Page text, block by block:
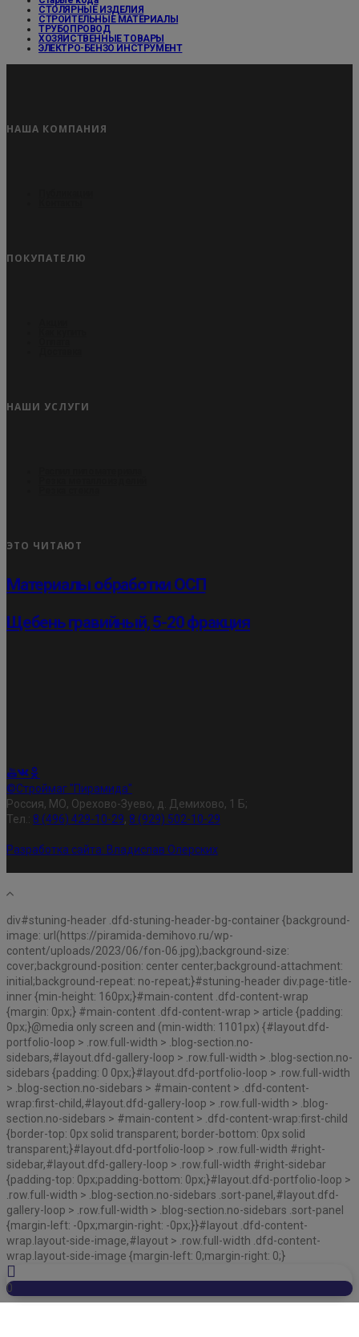
СТОЛЯРНЫЕ ИЗДЕЛИЯ
СТРОИТЕЛЬНЫЕ МАТЕРИАЛЫ
ТРУБОПРОВОД
ХОЗЯЙСТВЕННЫЕ ТОВАРЫ
ЭЛЕКТРО-БЕНЗО ИНСТРУМЕНТ
НАША КОМПАНИЯ
ПОКУПАТЕЛЮ
НАШИ УСЛУГИ
ЭТО ЧИТАЮТ
Материалы обработки ОСП
Щебень гравийный, 5-20 фракция
©Строймаг "Пирамида"
Россия, МО, Орехово-Зуево, д. Демихово, 1 Б;
Тел.: 8 (496) 429-10-29, 8 (929) 502-10-29
Разработка сайта: Владислав Олерских
div#stuning-header .dfd-stuning-header-bg-container {background-
image: url(https://piramida-demihovo.ru/wp-
content/uploads/2023/06/fon-06.jpg);background-size:
cover;background-position: center center;background-attachment:
initial;background-repeat: no-repeat;}#stuning-header div.page-title-
inner {min-height: 160px;}#main-content .dfd-content-wrap
{margin: 0px;} #main-content .dfd-content-wrap > article {padding:
0px;}@media only screen and (min-width: 1101px) {#layout.dfd-
portfolio-loop > .row.full-width > .blog-section.no-
sidebars,#layout.dfd-gallery-loop > .row.full-width > .blog-section.no-
sidebars {padding: 0 0px;}#layout.dfd-portfolio-loop > .row.full-width
> .blog-section.no-sidebars > #main-content > .dfd-content-
wrap:first-child,#layout.dfd-gallery-loop > .row.full-width > .blog-
section.no-sidebars > #main-content > .dfd-content-wrap:first-child
{border-top: 0px solid transparent; border-bottom: 0px solid
transparent;}#layout.dfd-portfolio-loop > .row.full-width #right-
sidebar,#layout.dfd-gallery-loop > .row.full-width #right-sidebar
{padding-top: 0px;padding-bottom: 0px;}#layout.dfd-portfolio-loop >
.row.full-width > .blog-section.no-sidebars .sort-panel,#layout.dfd-
gallery-loop > .row.full-width > .blog-section.no-sidebars .sort-panel
{margin-left: -0px;margin-right: -0px;}}#layout .dfd-content-
wrap.layout-side-image,#layout > .row.full-width .dfd-content-
wrap.layout-side-image {margin-left: 0;margin-right: 0;}
0